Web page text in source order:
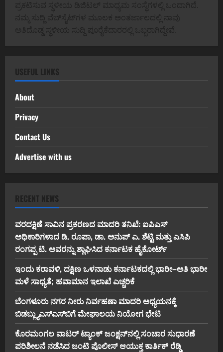
ಪ್ರಕಟಿಸುವ ಸ್ಥಳೀಯ ಡಿಜಿಟಲ್ ಮಾಧ್ಯಮ ಸಂಸ್ಥೆಗಳಲ್ಲಿ ಒಂದಾಗಿದೆ.
ನಮ್ಮ ಸುದ್ದಿ ವೆಬ್‌ಸೈಟ್‌ಗಳ ಮೂಲಕ ಅಂತರ್ಜಾಲದಲ್ಲಿ ನಾವು
ಅತಿದೊಡ್ಡ ಸ್ಥಳೀಯ ಸುದ್ದಿ ಪೂರೈಕೆದಾರರಲ್ಲಿ ಒಬ್ಬರಾಗಿದ್ದೇವೆ.
USEFUL LINKS
About
Privacy
Contact Us
Advertise with us
RECENT NEWS
ವರದಕ್ಷಿಣೆ ಸಾವಿನ ಪ್ರಕರಣದ ಮಾದರಿ ತನಿಖೆ: ಐಪಿಎಸ್
ಅಧಿಕಾರಿಗಳಾದ ಡಿ. ರೂಪಾ, ಡಾ. ಅನುಪ್ ಎ. ಶೆಟ್ಟಿ ಮತ್ತು ಎಸಿಪಿ
ರಂಗಪ್ಪ ಟಿ. ಅವರನ್ನು ಶ್ಲಾಘಿಸಿದ ಕರ್ನಾಟಕ ಹೈಕೋರ್ಟ್
ಇಂದು ಕರಾವಳಿ, ದಕ್ಷಿಣ ಒಳನಾಡು ಕರ್ನಾಟಕದಲ್ಲಿ ಭಾರೀ–ಅತಿ ಭಾರೀ
ಮಳೆ ಸಾಧ್ಯತೆ; ಹವಾಮಾನ ಇಲಾಖೆ ಎಚ್ಚರಿಕೆ
ಬೆಂಗಳೂರು ನಗರ ನೀರು ನಿರ್ವಹಣಾ ಮಾದರಿ ಅಧ್ಯಯನಕ್ಕೆ
ಬಿ‌ಡಬ್ಲ್ಯು‌ಎಸ್‌ಎಸ್‌ಬಿಗೆ ಮೇಘಾಲಯ ನಿಯೋಗ ಭೇಟಿ
ಕೊರಮಂಗಲ ವಾಟರ್ ಟ್ಯಾಂಕ್ ಜಂಕ್ಷನ್‌ನಲ್ಲಿ ಸಂಚಾರ ಸುಧಾರಣೆ
ಪರಿಶೀಲನೆ ನಡೆಸಿದ ಜಂಟಿ ಪೊಲೀಸ್ ಆಯುಕ್ತ ಕಾರ್ತಿಕ್ ರೆಡ್ಡಿ